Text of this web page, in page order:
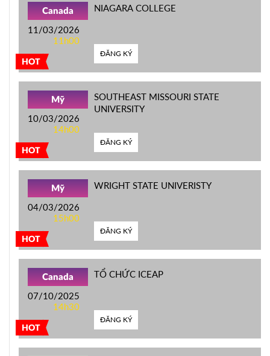
HOT
Canada
11/03/2026
11h00
NIAGARA COLLEGE
ĐĂNG KÝ
HOT
Mỹ
10/03/2026
14h00
SOUTHEAST MISSOURI STATE
UNIVERSITY
ĐĂNG KÝ
HOT
Mỹ
04/03/2026
15h00
WRIGHT STATE UNIVERISTY
ĐĂNG KÝ
HOT
Canada
07/10/2025
14h30
TỔ CHỨC ICEAP
ĐĂNG KÝ